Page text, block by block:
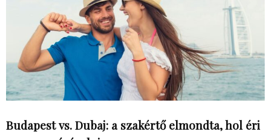
Budapest vs. Dubaj: a szakértő elmondta, hol éri